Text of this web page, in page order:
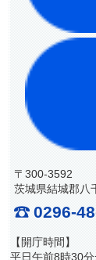
〒300-3592
茨城県結城郡八
0296-
【開庁時間】
平日午前8時30